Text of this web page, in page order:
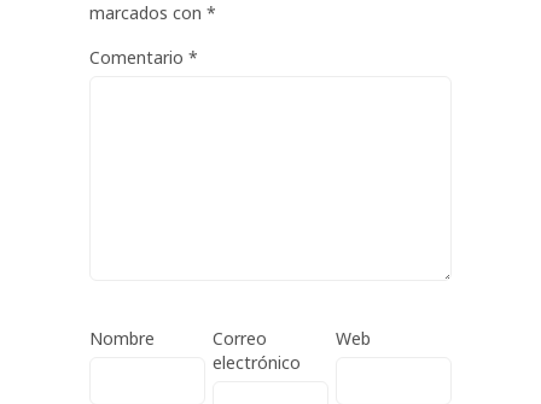
marcados con *
Comentario *
Nombre
Correo
electrónico
Web